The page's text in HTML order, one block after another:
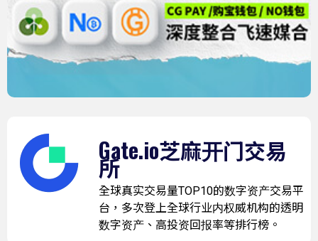
Gate.io芝麻开门交易
所
全球真实交易量TOP10的数字资产交易平
台，多次登上全球行业内权威机构的透明
数字资产、高投资回报率等排行榜。